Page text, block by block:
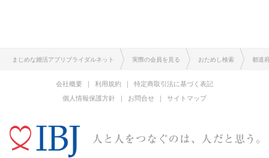
まじめな婚活アプリブライダルネット 実際の会員を見る おためし検索 都道
会社概要 利用規約
特定商取引法に基づく表記
個人情報保護方針
お問合せ サイトマップ